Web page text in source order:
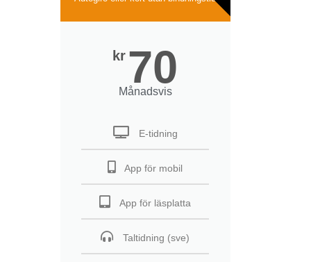
kr 70
Månadsvis
E-tidning
App för mobil
App för läsplatta
Taltidning (sve)